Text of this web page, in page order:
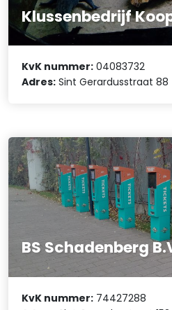
Klussenbedrijf
KvK nummer: 04083732
Adres: Sint Gerardusstraat 88
BS Schadenberg
KvK nummer: 74427288